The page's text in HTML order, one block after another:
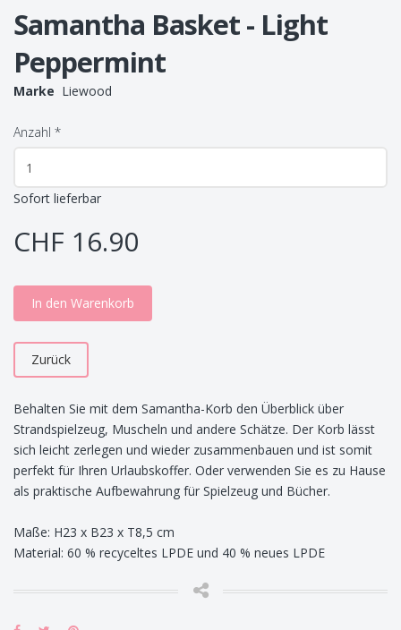
Samantha Basket - Light
Peppermint
Marke Liewood
Anzahl *
Sofort lieferbar
CHF 16.90
In den Warenkorb
Zurück
Behalten Sie mit dem Samantha-Korb den Überblick über
Strandspielzeug, Muscheln und andere Schätze. Der Korb lässt
sich leicht zerlegen und wieder zusammenbauen und ist somit
perfekt für Ihren Urlaubskoffer. Oder verwenden Sie es zu Hause
als praktische Aufbewahrung für Spielzeug und Bücher.
Maße: H23 x B23 x T8,5 cm
Material: 60 % recyceltes LPDE und 40 % neues LPDE